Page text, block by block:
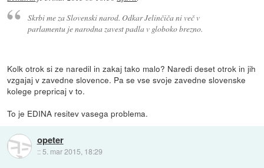
Skrbi me za Slovenski narod. Odkar Jelinčiča ni več v
parlamentu je narodna zavest padla v globoko brezno.
Kolk otrok si ze naredil in zakaj tako malo? Naredi deset otrok in jih
vzgajaj v zavedne slovence. Pa se vse svoje zavedne slovenske
kolege prepricaj v to.
To je EDINA resitev vasega problema.
opeter
:: 5. mar 2015, 18:29